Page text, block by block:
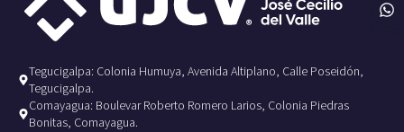
Tegucigalpa: Colonia Humuya, Avenida Altiplano, Calle Poseidón,
Tegucigalpa.
Comayagua: Boulevar Roberto Romero Larios, Colonia Piedras
Bonitas, Comayagua.